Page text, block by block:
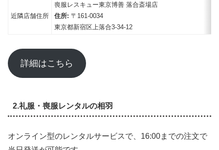
近隣店舗住所
喪服レスキュー東京博善 落合斎場店
住所: 〒161-0034
東京都新宿区上落合3-34-12
詳細はこちら
2.礼服・喪服レンタルの相羽
オンライン型のレンタルサービスで、16:00までの注文で